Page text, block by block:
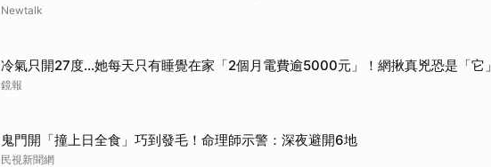
Newtalk
冷氣只開27度…她每天只有睡覺在家「2個月電費逾5000元」！網揪真兇恐是「它」
鏡報
鬼門開「撞上日全食」巧到發毛！命理師示警：深夜避開6地
民視新聞網